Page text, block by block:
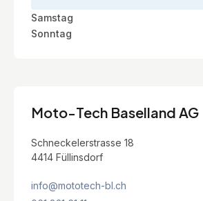
Samstag
Sonntag
Moto-Tech Baselland AG
Schneckelerstrasse 18
4414 Füllinsdorf
info@mototech-bl.ch